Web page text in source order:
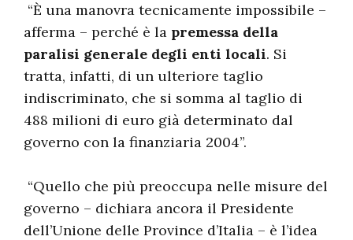
“È una manovra tecnicamente impossibile –
afferma – perché è la premessa della
paralisi generale degli enti locali. Si
tratta, infatti, di un ulteriore taglio
indiscriminato, che si somma al taglio di
488 milioni di euro già determinato dal
governo con la finanziaria 2004”.
“Quello che più preoccupa nelle misure del
governo – dichiara ancora il Presidente
dell’Unione delle Province d’Italia – è l’idea